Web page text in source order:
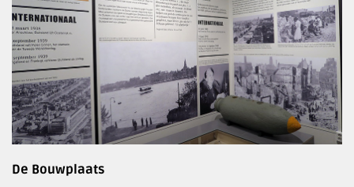
De Bouwplaats